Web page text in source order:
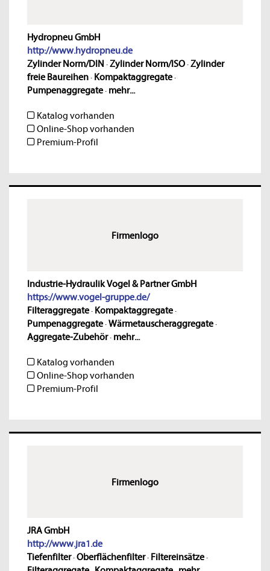
Hydropneu GmbH
http://www.hydropneu.de
Zylinder Norm/DIN ·Zylinder Norm/ISO·Zylinder
freie Baureihen· Kompaktaggregate·
Pumpenaggregate· mehr...
Katalog vorhanden
Online-Shop vorhanden
Premium-Profil
Firmenlogo
Industrie-Hydraulik Vogel & Partner GmbH
https://www.vogel-gruppe.de/
Filteraggregate· Kompaktaggregate·
Pumpenaggregate·Wärmetauscheraggregate·
Aggregate-Zubehör· mehr...
Katalog vorhanden
Online-Shop vorhanden
Premium-Profil
Firmenlogo
JRA GmbH
http://www.jra1.de
Tiefenfilter·Oberflächenfilter· Filtereinsätze·